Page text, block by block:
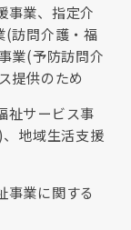
事業、指定介
(訪問介護・福
業(予防訪問介
提供のため
祉サービス事
地域生活支援
事業に関する